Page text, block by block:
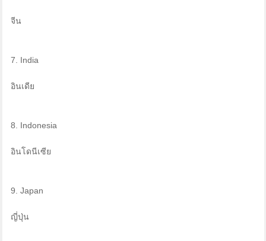
จีน
7. India
อินเดีย
8. Indonesia
อินโดนีเซีย
9. Japan
ญี่ปุ่น